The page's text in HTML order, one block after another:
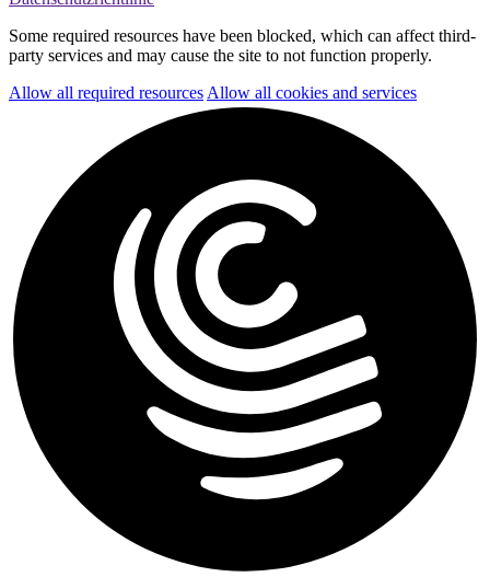
Some required resources have been blocked, which can affect third-
party services and may cause the site to not function properly.
Allow all required resources Allow all cookies and services